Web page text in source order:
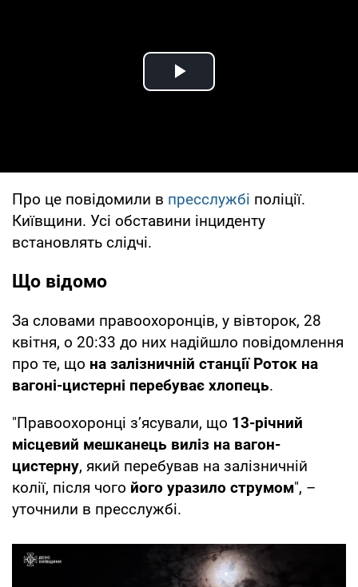
Play Video
Про це повідомили в пресслужбі поліції.
Київщини. Усі обставини інциденту
встановлять слідчі.
Що відомо
За словами правоохоронців, у вівторок, 28
квітня, о 20:33 до них надійшло повідомлення
про те, що на залізничній станції Роток на
вагоні-цистерні перебуває хлопець.
"Правоохоронці з’ясували, що 13-річний
місцевий мешканець виліз на вагон-
цистерну, який перебував на залізничній
колії, після чого його уразило струмом", –
уточнили в пресслужбі.